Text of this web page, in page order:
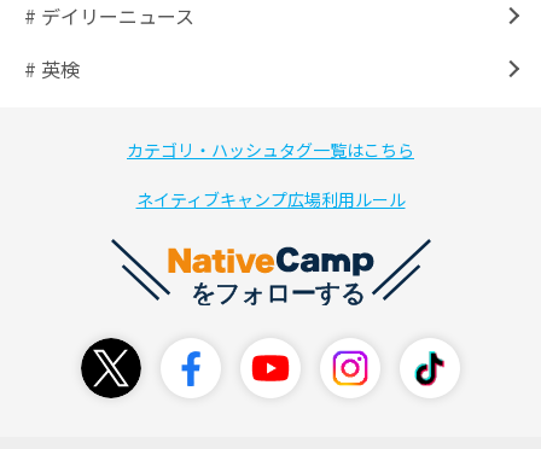
# デイリーニュース
# 英検
カテゴリ・ハッシュタグ一覧はこちら
ネイティブキャンプ広場利用ルール